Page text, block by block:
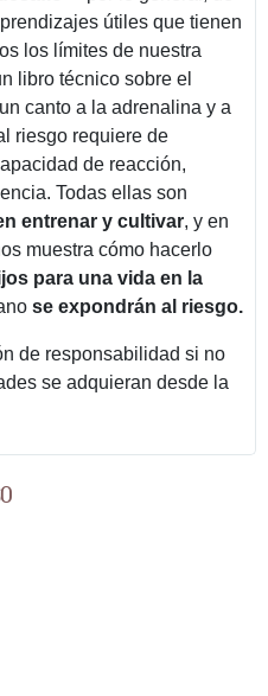
útiles que tienen
los límites de nuestra
libro técnico sobre el
canto a la adrenalina y a
riesgo requiere de
de reacción,
Todas ellas son
entrenar y cultivar, y en
muestra cómo hacerlo
para una vida en la
se expondrán al riesgo.
de responsabilidad si no
se adquieran desde la